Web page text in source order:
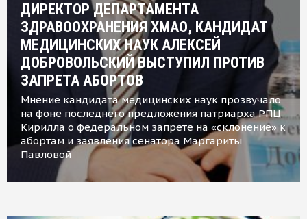
ДИРЕКТОР ДЕПАРТАМЕНТА
ЗДРАВООХРАНЕНИЯ ХМАО, КАНДИДАТ
МЕДИЦИНСКИХ НАУК АЛЕКСЕЙ
ДОБРОВОЛЬСКИЙ ВЫСТУПИЛ ПРОТИВ
ЗАПРЕТА АБОРТОВ
Мнение кандидата медицинских наук прозвучало
на фоне последнего предложения патриарха РПЦ
Кирилла о федеральном запрете на «склонение» к
абортам и заявления сенатора Маргариты
Павловой